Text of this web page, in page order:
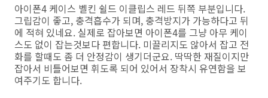
아이폰4 케이스 벨킨 쉴드 이클립스 레드 뒤쪽 부분입니다.
그립감이 좋고, 충격흡수가 되며, 충격방지가 가능하다고 뒤
에 적혀 있네요. 실제로 잡아보면 아이폰4를 그냥 아무 케이
스도 없이 잡는것보다 편합니다. 미끌리지도 않아서 잡고 전
화를 할때도 좀 더 안정감이 생기더군요. 딱딱한 재질이지만
잡아서 비틀어보면 휘도록 되어 있어서 장착시 유연함을 보
여주기도 합니다.